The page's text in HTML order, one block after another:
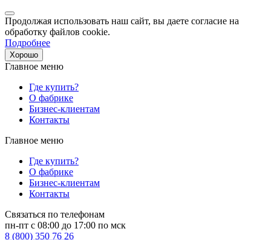
Продолжая использовать наш сайт, вы даете согласие на
обработку файлов cookie.
Подробнее
Хорошо
Главное меню
Где купить?
О фабрике
Бизнес-клиентам
Контакты
Главное меню
Где купить?
О фабрике
Бизнес-клиентам
Контакты
Связаться по телефонам
пн-пт с 08:00 до 17:00 по мск
8 (800) 350 76 26